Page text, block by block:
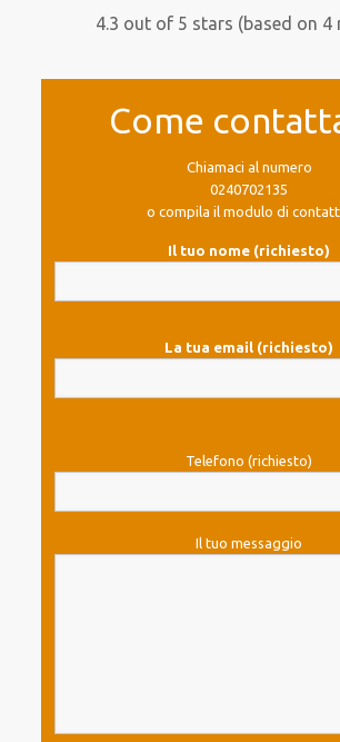
4.3 out of 5 stars (based on 4
Come
Chiamaci al numero
0240702135
o compila il modulo di
Il tuo nome (richiesto)
La tua email (richiesto)
Telefono (richiesto)
Il tuo messaggio